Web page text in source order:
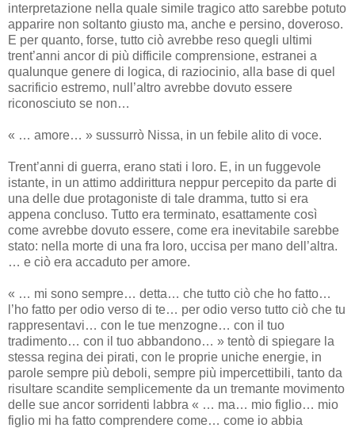
interpretazione nella quale simile tragico atto sarebbe potuto
apparire non soltanto giusto ma, anche e persino, doveroso.
E per quanto, forse, tutto ciò avrebbe reso quegli ultimi
trent’anni ancor di più difficile comprensione, estranei a
qualunque genere di logica, di raziocinio, alla base di quel
sacrificio estremo, null’altro avrebbe dovuto essere
riconosciuto se non…
« … amore… » sussurrò Nissa, in un febile alito di voce.
Trent’anni di guerra, erano stati i loro. E, in un fuggevole
istante, in un attimo addirittura neppur percepito da parte di
una delle due protagoniste di tale dramma, tutto si era
appena concluso. Tutto era terminato, esattamente così
come avrebbe dovuto essere, come era inevitabile sarebbe
stato: nella morte di una fra loro, uccisa per mano dell’altra.
… e ciò era accaduto per amore.
« … mi sono sempre… detta… che tutto ciò che ho fatto…
l’ho fatto per odio verso di te… per odio verso tutto ciò che tu
rappresentavi… con le tue menzogne… con il tuo
tradimento… con il tuo abbandono… » tentò di spiegare la
stessa regina dei pirati, con le proprie uniche energie, in
parole sempre più deboli, sempre più impercettibili, tanto da
risultare scandite semplicemente da un tremante movimento
delle sue ancor sorridenti labbra « … ma… mio figlio… mio
figlio mi ha fatto comprendere come… come io abbia